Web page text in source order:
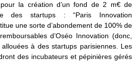
la création d’un fond de 2 m€ de
des startups : “Paris Innovation
une sorte d’abondement de 100% de
d’Oséo Innovation (donc,
à des startups parisiennes. Les
des incubateurs et pépinières gérés